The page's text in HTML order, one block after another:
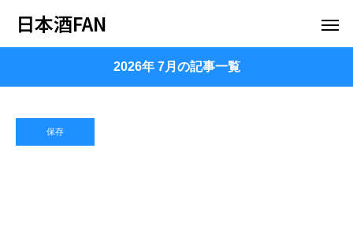
日本酒FAN
2026年 7月の記事一覧
保存